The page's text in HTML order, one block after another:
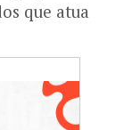
que atua